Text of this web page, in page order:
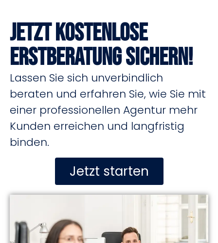
Jetzt kostenlose
Erstberatung sichern!
Lassen Sie sich unverbindlich
beraten und erfahren Sie, wie Sie mit
einer professionellen Agentur mehr
Kunden erreichen und langfristig
binden.
Jetzt starten